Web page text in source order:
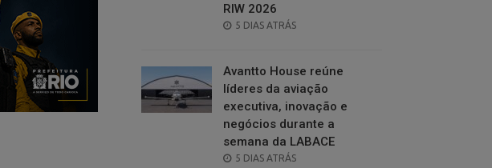
RIW 2026
POSTED
5 DIAS ATRÁS
Avantto House reúne
líderes da aviação
executiva, inovação e
negócios durante a
semana da LABACE
POSTED
5 DIAS ATRÁS